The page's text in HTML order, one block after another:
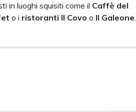
in luoghi squisiti come il Caffè del
o i ristoranti Il Covo o Il Galeone.